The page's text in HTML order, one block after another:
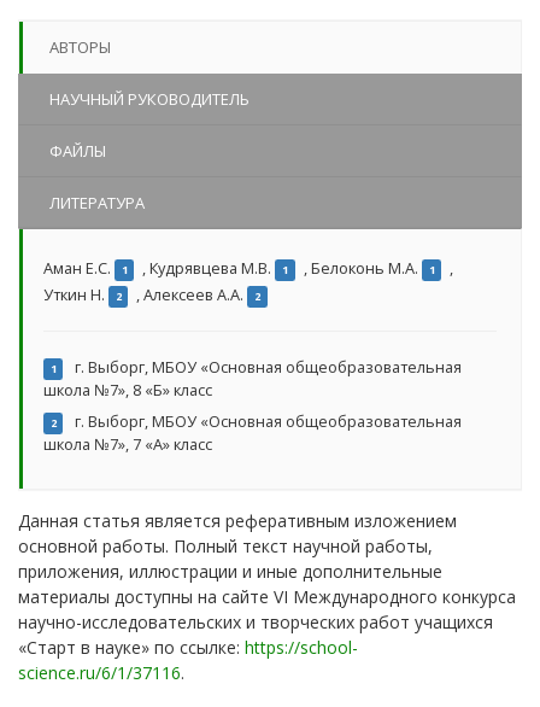
АВТОРЫ
НАУЧНЫЙ РУКОВОДИТЕЛЬ
ФАЙЛЫ
ЛИТЕРАТУРА
Аман Е.С. 1 ,Кудрявцева М.В. 1 ,Белоконь М.А. 1
,
Уткин Н.
2 ,Алексеев А.А. 2
1
г. Выборг, МБОУ «Основная общеобразовательная
школа №7», 8 «Б» класс
2
г. Выборг, МБОУ «Основная общеобразовательная
школа №7», 7 «А» класс
Данная статья является реферативным изложением
основной работы. Полный текст научной работы,
приложения, иллюстрации и иные дополнительные
материалы доступны на сайте VI Международного конкурса
научно-исследовательских и творческих работ учащихся
«Старт в науке» по ссылке: https://school-
science.ru/6/1/37116.